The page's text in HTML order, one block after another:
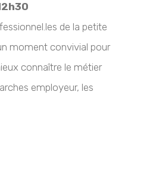
de la petite
moment convivial pour
connaître le métier
employeur, les